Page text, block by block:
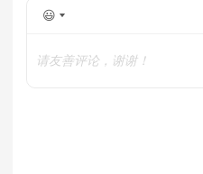
😃
请友善评论，谢谢！